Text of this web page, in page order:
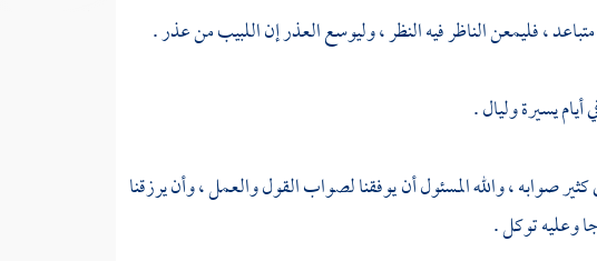
، فليمعن الناظر فيه النظر ، وليوسع العذر إن اللبيب من عذر .
يسيرة وليال .
صوابه ، والله المسئول أن يوفقنا لصواب القول والعمل ، وأن يرزقنا
وعليه توكل .